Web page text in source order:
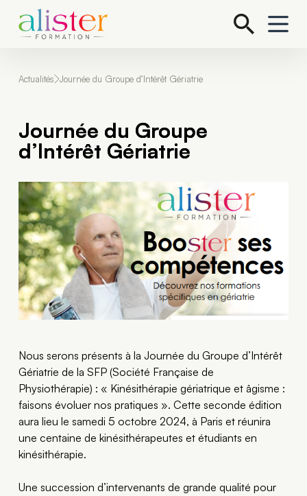
u
Actualités Journée du Groupe d’Intérêt Gériatrie
Journée du Groupe
d’Intérêt Gériatrie
Nous serons présents à la Journée du Groupe d’Intérêt
Gériatrie de la SFP (Société Française de
Physiothérapie) : « Kinésithérapie gériatrique et âgisme :
faisons évoluer nos pratiques ». Cette seconde édition
aura lieu le samedi 5 octobre 2024, à Paris et réunira
une centaine de kinésithérapeutes et étudiants en
kinésithérapie.
Une succession d’intervenants de grande qualité pour